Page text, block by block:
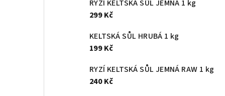
RYZÍ KELTSKÁ SŮL JEMNÁ 1 kg
299 Kč
KELTSKÁ SŮL HRUBÁ 1 kg
199 Kč
RYZÍ KELTSKÁ SŮL JEMNÁ RAW 1 kg
240 Kč